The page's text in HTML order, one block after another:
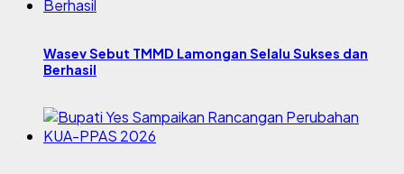
Wasev Sebut TMMD Lamongan Selalu Sukses dan
Berhasil